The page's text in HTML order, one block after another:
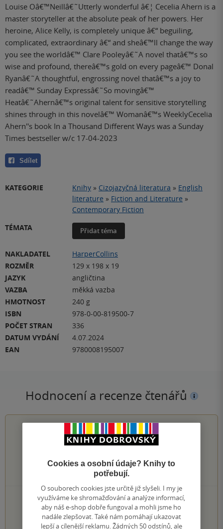
Louise Oâ€™Neillâ€˜Utterly wonderful â€¦ Cecelia Ahern is a
master storyteller at the absolute peak of her powers. Her
heroine, Alice Kelly, is completely unique â€“ beguiling,
complicated, extraordinary â€“ and sheâ€™ll change the way
you see the worldâ€™ Clare Pooleyâ€˜A novel thatâ€™s so
wise and profound, thereâ€™s gold on every pageâ€™ Donal
Ryanâ€˜A thoughtful, engrossing novel thatâ€™s a joy to
readâ€™ Sunday Expressâ€˜So movingâ€™
Heatâ€˜Ahernâ€™s original talent for sensitive storytelling
shines through in this novelâ€™ Womanâ€™s WeeklyCecelia
Ahern''s book In a Thousand Different Ways was a Sunday
Times bestseller w/c 17-04-2023
Sdílet
KATEGORIE Knihy » Cizojazyčná literatura » English
literature » Fiction and Literature »
Contemporary Fiction
TÉMATA
Přidat téma
NAKLADATEL
HarperCollins
ROZMĚR
129 x 198 x 19
JAZYK
angličtina
VAZBA
měkká vazba
HMOTNOST
240 g
ISBN
978-0-00-819500-7
POČET STRAN
336
DATUM VYDÁNÍ
4.07.2024
EAN
9780008195007
Hodnocení a recenze čtenářů
0.0z5
hodnocení čtenářů
0×
5 hvězdiček
0×
4 hvězdičky
0×
3 hvězdičky
Cookies a osobní údaje? Knihy to
potřebují.
O souborech cookies jste určitě již slyšeli. I my je
využíváme ke shromažďování a analýze informací,
aby náš e-shop dobře fungoval a mohli jsme ho
nadále zlepšovat. Také nám pomáhají ukazovat
lepší a cílenější reklamu. Žádných 50 odstínů, ale